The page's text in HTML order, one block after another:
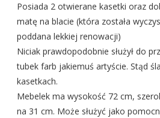
Posiada 2 otwierane kasetki oraz
matę na blacie (która została
poddana lekkiej renowacji)
Niciak prawdopodobnie służył do
tubek farb jakiemuś artyście. Stąd
kasetkach.
Mebelek ma wysokość 72 cm,
na 31 cm. Może służyć jako